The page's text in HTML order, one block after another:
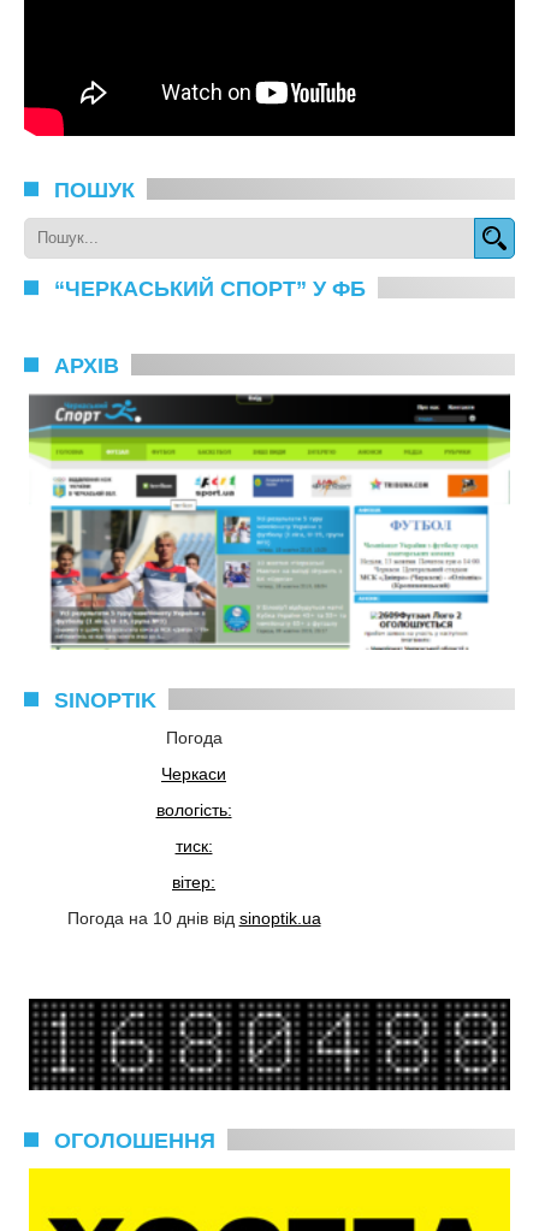
ПОШУК
“ЧЕРКАСЬКИЙ СПОРТ” У ФБ
АРХІВ
SINOPTIK
Погода
Черкаси
вологість:
тиск:
вітер:
Погода на 10 днів від sinoptik.ua
ОГОЛОШЕННЯ